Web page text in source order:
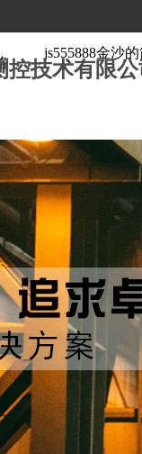
控技术有限公
js555888金沙